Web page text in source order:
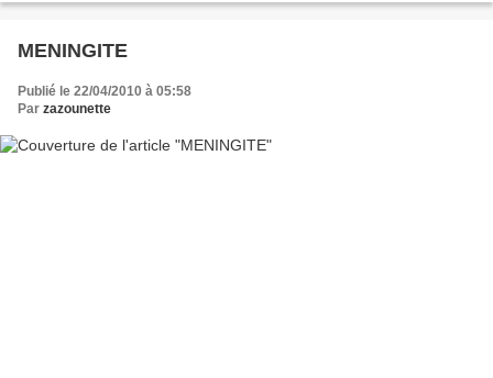
MENINGITE
Publié le 22/04/2010 à 05:58
Par zazounette